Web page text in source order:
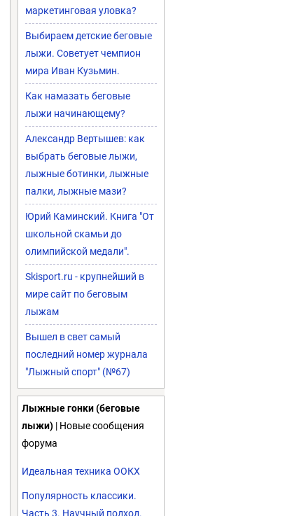
маркетинговая уловка?
Выбираем детские беговые
лыжи. Советует чемпион
мира Иван Кузьмин.
Как намазать беговые
лыжи начинающему?
Александр Вертышев: как
выбрать беговые лыжи,
лыжные ботинки, лыжные
палки, лыжные мази?
Юрий Каминский. Книга "От
школьной скамьи до
олимпийской медали".
Skisport.ru - крупнейший в
мире сайт по беговым
лыжам
Вышел в свет самый
последний номер журнала
"Лыжный спорт" (№67)
Лыжные гонки (беговые
лыжи) | Новые сообщения
форума
Идеальная техника ООКХ
Популярность классики.
Часть 3. Научный подход.